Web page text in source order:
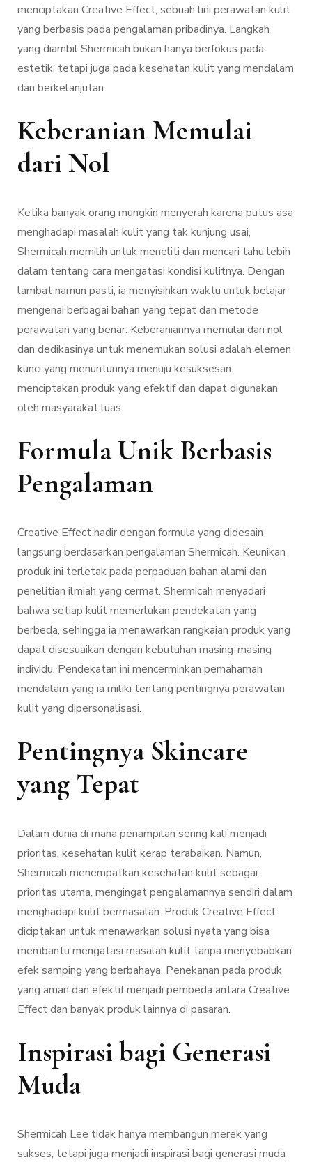
menciptakan Creative Effect, sebuah lini perawatan kulit
yang berbasis pada pengalaman pribadinya. Langkah
yang diambil Shermicah bukan hanya berfokus pada
estetik, tetapi juga pada kesehatan kulit yang mendalam
dan berkelanjutan.
Keberanian Memulai
dari Nol
Ketika banyak orang mungkin menyerah karena putus asa
menghadapi masalah kulit yang tak kunjung usai,
Shermicah memilih untuk meneliti dan mencari tahu lebih
dalam tentang cara mengatasi kondisi kulitnya. Dengan
lambat namun pasti, ia menyisihkan waktu untuk belajar
mengenai berbagai bahan yang tepat dan metode
perawatan yang benar. Keberaniannya memulai dari nol
dan dedikasinya untuk menemukan solusi adalah elemen
kunci yang menuntunnya menuju kesuksesan
menciptakan produk yang efektif dan dapat digunakan
oleh masyarakat luas.
Formula Unik Berbasis
Pengalaman
Creative Effect hadir dengan formula yang didesain
langsung berdasarkan pengalaman Shermicah. Keunikan
produk ini terletak pada perpaduan bahan alami dan
penelitian ilmiah yang cermat. Shermicah menyadari
bahwa setiap kulit memerlukan pendekatan yang
berbeda, sehingga ia menawarkan rangkaian produk yang
dapat disesuaikan dengan kebutuhan masing-masing
individu. Pendekatan ini mencerminkan pemahaman
mendalam yang ia miliki tentang pentingnya perawatan
kulit yang dipersonalisasi.
Pentingnya Skincare
yang Tepat
Dalam dunia di mana penampilan sering kali menjadi
prioritas, kesehatan kulit kerap terabaikan. Namun,
Shermicah menempatkan kesehatan kulit sebagai
prioritas utama, mengingat pengalamannya sendiri dalam
menghadapi kulit bermasalah. Produk Creative Effect
diciptakan untuk menawarkan solusi nyata yang bisa
membantu mengatasi masalah kulit tanpa menyebabkan
efek samping yang berbahaya. Penekanan pada produk
yang aman dan efektif menjadi pembeda antara Creative
Effect dan banyak produk lainnya di pasaran.
Inspirasi bagi Generasi
Muda
Shermicah Lee tidak hanya membangun merek yang
sukses, tetapi juga menjadi inspirasi bagi generasi muda